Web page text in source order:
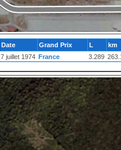
Date Grand Prix L km
7 juillet 1974 France 3.289